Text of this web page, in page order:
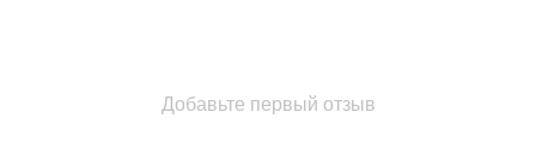
Добавьте первый отзыв